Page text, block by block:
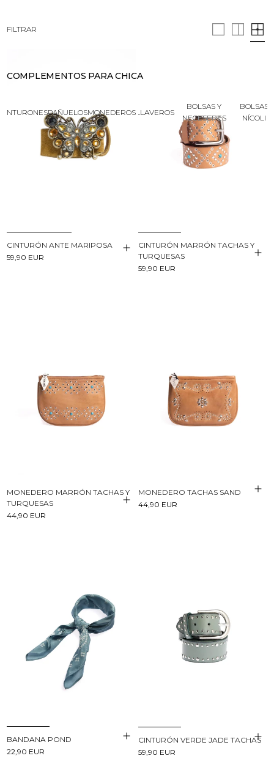
COMPLEMENTOS PARA CHICA
CINTURONESPAÑUELOSMONEDEROS LLAVEROS
BOLSAS Y
NECESERES
BOLSAS
NÍCOLI
FILTRAR
CINTURÓN ANTE MARIPOSA
59,90 EUR
CINTURÓN MARRÓN TACHAS Y
TURQUESAS
59,90 EUR
MONEDERO MARRÓN TACHAS Y
TURQUESAS
44,90 EUR
MONEDERO TACHAS SAND
44,90 EUR
BANDANA POND
22,90 EUR
CINTURÓN VERDE JADE TACHAS
59,90 EUR